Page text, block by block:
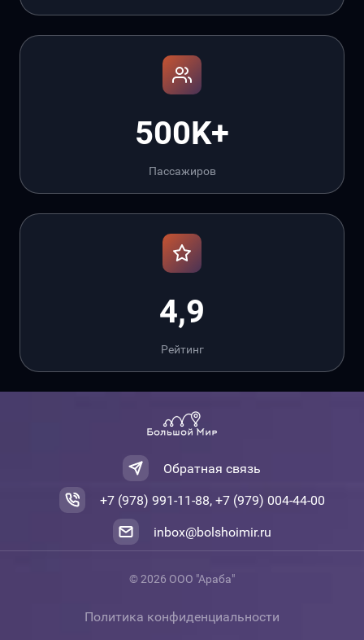
500K+
Пассажиров
4,9
Рейтинг
Обратная связь
+7 (978) 991-11-88, +7 (979) 004-44-00
inbox@bolshoimir.ru
© 2026 ООО "Араба"
Политика конфиденциальности